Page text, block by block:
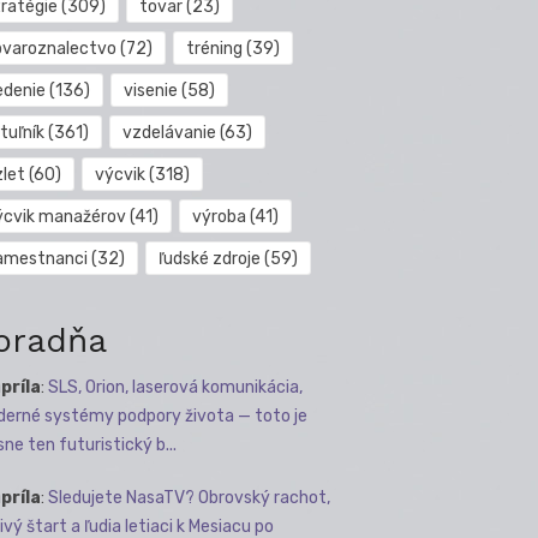
(309) tovar(23)
(72) tréning (39)
(136) visenie (58)
(361) vzdelávanie (63)
(60) výcvik(318)
manažérov(41) výroba (41)
(32) ľudské zdroje (59)
: SLS, Orion, laserová komunikácia,
systémy podpory života — toto je
ten futuristický b...
: Sledujete NasaTV? Obrovský rachot,
štart a ľudia letiaci k Mesiacu po